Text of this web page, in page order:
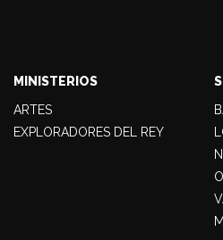
MINISTERIOS
ARTES
EXPLORADORES DEL REY